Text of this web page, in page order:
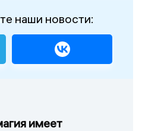
наши новости:
имеет